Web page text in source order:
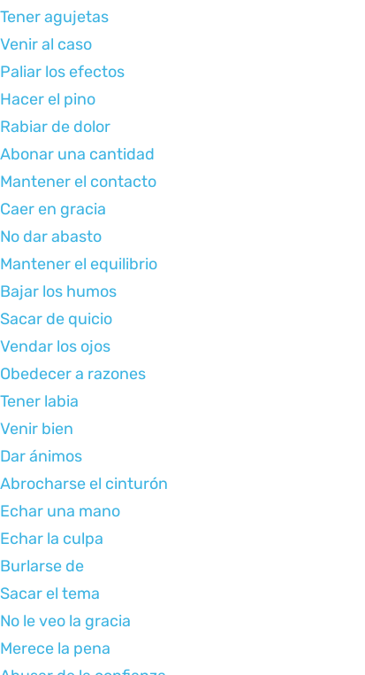
Tener agujetas
Venir al caso
Paliar los efectos
Hacer el pino
Rabiar de dolor
Abonar una cantidad
Mantener el contacto
Caer en gracia
No dar abasto
Mantener el equilibrio
Bajar los humos
Sacar de quicio
Vendar los ojos
Obedecer a razones
Tener labia
Venir bien
Dar ánimos
Abrocharse el cinturón
Echar una mano
Echar la culpa
Burlarse de
Sacar el tema
No le veo la gracia
Merece la pena